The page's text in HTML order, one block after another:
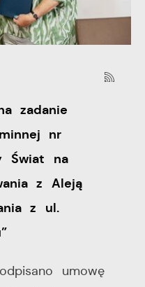
zadanie
nr
Świat na
z Aleją
z ul.
umowę